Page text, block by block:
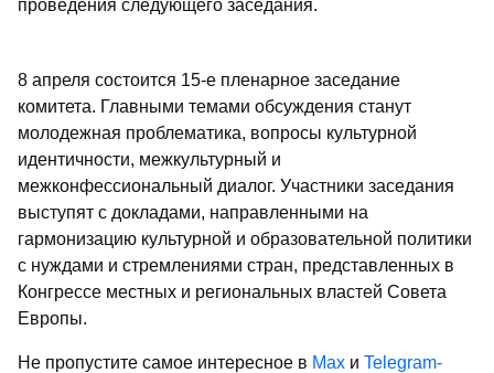
проведения следующего заседания.
8 апреля состоится 15-е пленарное заседание
комитета. Главными темами обсуждения станут
молодежная проблематика, вопросы культурной
идентичности, межкультурный и
межконфессиональный диалог. Участники заседания
выступят с докладами, направленными на
гармонизацию культурной и образовательной политики
с нуждами и стремлениями стран, представленных в
Конгрессе местных и региональных властей Совета
Европы.
Не пропустите самое интересное в Max и Telegram-